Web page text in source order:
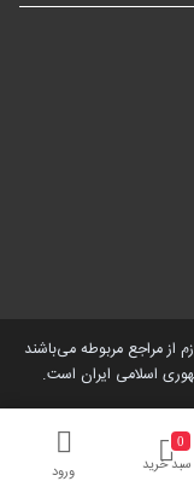
از مراجع مربوطه می‌باشند
اسلامی ایران است.
0
سبد خرید ورود